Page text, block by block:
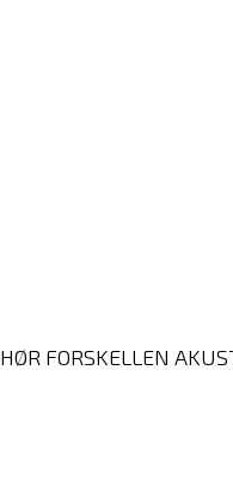
HØR FORSKELLEN